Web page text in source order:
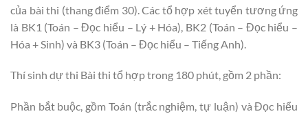
của bài thi (thang điểm 30). Các tổ hợp xét tuyển tương ứng
là BK1 (Toán – Đọc hiểu – Lý + Hóa), BK2 (Toán – Đọc hiểu –
Hóa + Sinh) và BK3 (Toán – Đọc hiểu – Tiếng Anh).
Thí sinh dự thi Bài thi tổ hợp trong 180 phút, gồm 2 phần:
Phần bắt buộc, gồm Toán (trắc nghiệm, tự luận) và Đọc hiểu